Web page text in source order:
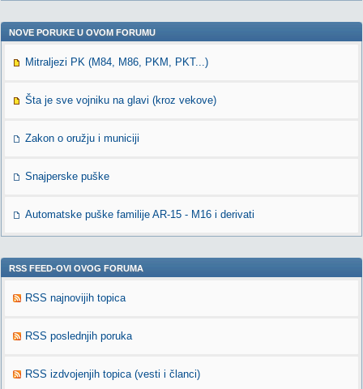
NOVE PORUKE U OVOM FORUMU
Mitraljezi PK (M84, M86, PKM, PKT...)
Šta je sve vojniku na glavi (kroz vekove)
Zakon o oružju i municiji
Snajperske puške
Automatske puške familije AR-15 - M16 i derivati
RSS FEED-OVI OVOG FORUMA
RSS najnovijih topica
RSS poslednjih poruka
RSS izdvojenjih topica (vesti i članci)